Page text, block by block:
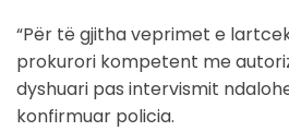
“Për të gjitha veprimet e
prokurori kompetent me
dyshuari pas intervismit
konfirmuar policia.